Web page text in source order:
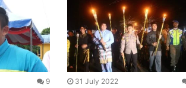
9 31 July 2022